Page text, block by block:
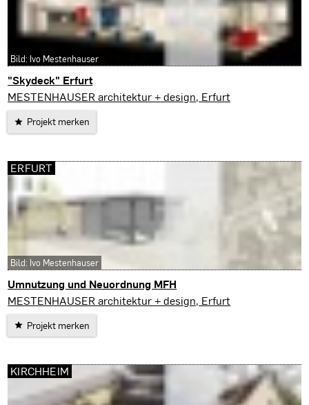
"Skydeck" Erfurt
Erfurt
MESTENHAUSER architektur + design, Erfurt
Projekt merken
Bild: Ivo Mestenhauser
Umnutzung und Neuordnung MFH
Erfurt
MESTENHAUSER architektur + design, Erfurt
Projekt merken
ERFURT
Bild: Ivo Mestenhauser
KIRCHHEIM